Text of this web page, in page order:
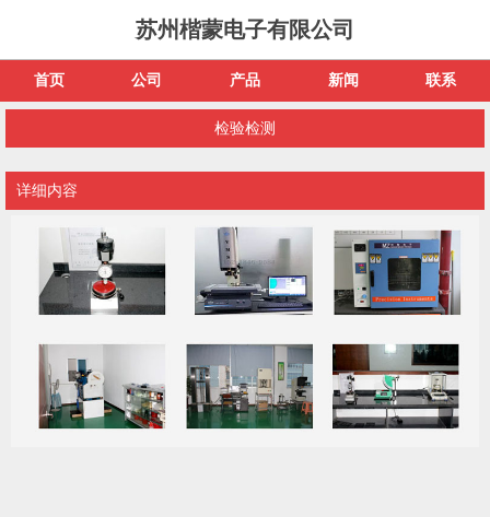
苏州楷蒙电子有限公司
首页 公司 产品 新闻 联系
检验检测
详细内容